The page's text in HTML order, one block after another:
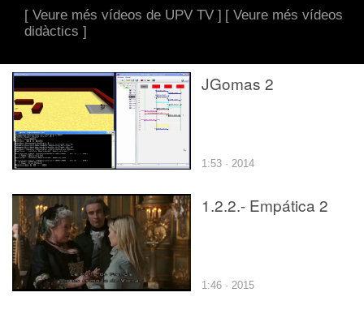
[ Veure més vídeos de UPV TV ] [ Veure més vídeos
didàctics ]
JGomas 2
1:53 · 2014
1.2.2.- Empática 2
1:46 · 2015